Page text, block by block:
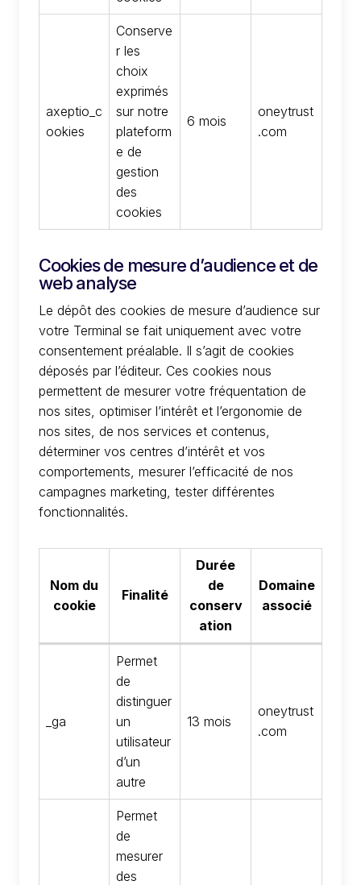
axeptio_c
ookies
Conserve
r les
choix
exprimés
sur notre
plateform
e de
gestion
des
cookies
6 mois
oneytrust
.com
Cookies de mesure d’audience et de
web analyse
Le dépôt des cookies de mesure d’audience sur
votre Terminal se fait uniquement avec votre
consentement préalable. Il s’agit de cookies
déposés par l’éditeur. Ces cookies nous
permettent de mesurer votre fréquentation de
nos sites, optimiser l’intérêt et l’ergonomie de
nos sites, de nos services et contenus,
déterminer vos centres d’intérêt et vos
comportements, mesurer l’efficacité de nos
campagnes marketing, tester différentes
fonctionnalités.
Nom du
cookie
Finalité
Durée
de
conserv
ation
Domaine
associé
_ga
Permet
de
distinguer
un
utilisateur
d’un
autre
13 mois
oneytrust
.com
Permet
de
mesurer
des